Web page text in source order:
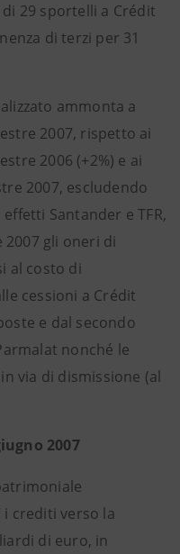
29 sportelli a Crédit
di terzi per 31
ammonta a
2007, rispetto ai
2006 (+2%) e ai
2007, escludendo
Santander e TFR,
gli oneri di
al costo di
cessioni a Crédit
e dal secondo
nonché le
via di dismissione (al
2007
i crediti verso la
di euro, in